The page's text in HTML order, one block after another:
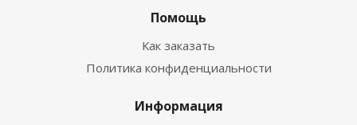
Помощь
Как заказать
Политика конфиденциальности
Информация